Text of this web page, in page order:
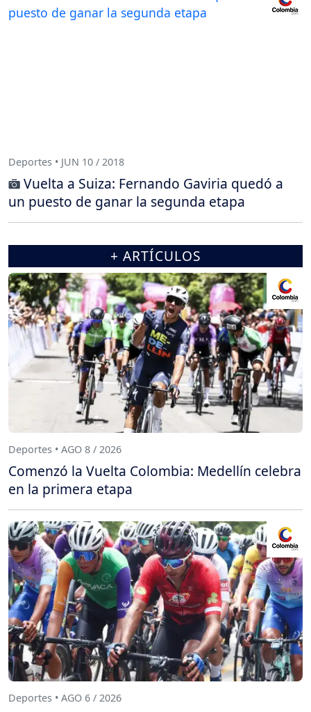
Deportes • JUN 10 / 2018
Vuelta a Suiza: Fernando Gaviria quedó a
un puesto de ganar la segunda etapa
+ ARTÍCULOS
Deportes • AGO 8 / 2026
Comenzó la Vuelta Colombia: Medellín celebra
en la primera etapa
Deportes • AGO 6 / 2026